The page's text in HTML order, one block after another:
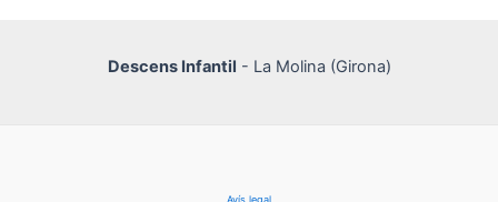
Descens Infantil - La Molina (Girona)
Avís legal